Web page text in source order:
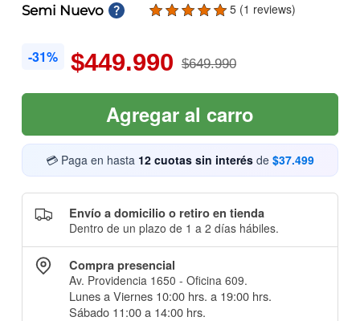
Semi Nuevo 5 (1 reviews)
-31% $449.990 $649.990
Agregar al carro
💳 Paga en hasta 12 cuotas sin interés de $37.499
Envío a domicilio o retiro en tienda
Dentro de un plazo de 1 a 2 días hábiles.
Compra presencial
Av. Providencia 1650 - Oficina 609.
Lunes a Viernes 10:00 hrs. a 19:00 hrs.
Sábado 11:00 a 14:00 hrs.